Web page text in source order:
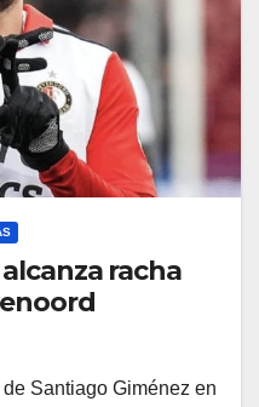
racha
Santiago Giménez en